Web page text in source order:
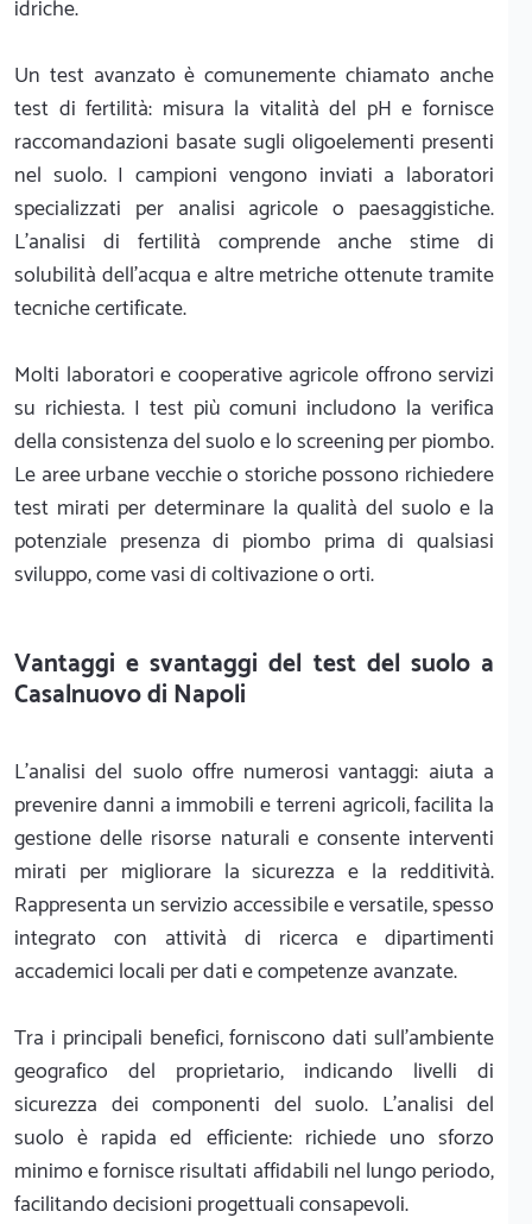
idriche.
Un test avanzato è comunemente chiamato anche
test di fertilità: misura la vitalità del pH e fornisce
raccomandazioni basate sugli oligoelementi presenti
nel suolo. I campioni vengono inviati a laboratori
specializzati per analisi agricole o paesaggistiche.
L'analisi di fertilità comprende anche stime di
solubilità dell'acqua e altre metriche ottenute tramite
tecniche certificate.
Molti laboratori e cooperative agricole offrono servizi
su richiesta. I test più comuni includono la verifica
della consistenza del suolo e lo screening per piombo.
Le aree urbane vecchie o storiche possono richiedere
test mirati per determinare la qualità del suolo e la
potenziale presenza di piombo prima di qualsiasi
sviluppo, come vasi di coltivazione o orti.
Vantaggi e svantaggi del test del suolo a
Casalnuovo di Napoli
L'analisi del suolo offre numerosi vantaggi: aiuta a
prevenire danni a immobili e terreni agricoli, facilita la
gestione delle risorse naturali e consente interventi
mirati per migliorare la sicurezza e la redditività.
Rappresenta un servizio accessibile e versatile, spesso
integrato con attività di ricerca e dipartimenti
accademici locali per dati e competenze avanzate.
Tra i principali benefici, forniscono dati sull'ambiente
geografico del proprietario, indicando livelli di
sicurezza dei componenti del suolo. L'analisi del
suolo è rapida ed efficiente: richiede uno sforzo
minimo e fornisce risultati affidabili nel lungo periodo,
facilitando decisioni progettuali consapevoli.